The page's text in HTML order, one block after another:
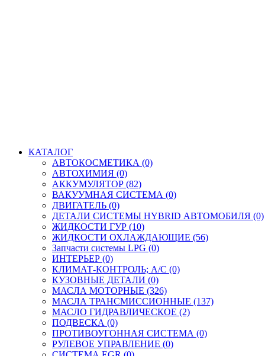
КАТАЛОГ
АВТОКОСМЕТИКА (0)
АВТОХИМИЯ (0)
АККУМУЛЯТОР (82)
ВАКУУМНАЯ СИСТЕМА (0)
ДВИГАТЕЛЬ (0)
ДЕТАЛИ СИСТЕМЫ HYBRID АВТОМОБИЛЯ (0)
ЖИДКОСТИ ГУР (10)
ЖИДКОСТИ ОХЛАЖДАЮЩИЕ (56)
Запчасти системы LPG (0)
ИНТЕРЬЕР (0)
КЛИМАТ-КОНТРОЛЬ; A/C (0)
КУЗОВНЫЕ ДЕТАЛИ (0)
МАСЛА МОТОРНЫЕ (326)
МАСЛА ТРАНСМИССИОННЫЕ (137)
МАСЛО ГИДРАВЛИЧЕСКОЕ (2)
ПОДВЕСКА (0)
ПРОТИВОУГОННАЯ СИСТЕМА (0)
РУЛЕВОЕ УПРАВЛЕНИЕ (0)